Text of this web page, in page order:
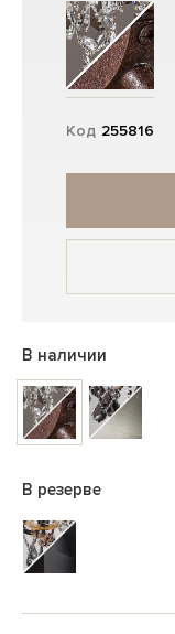
Код 255816
В наличии
В резерве